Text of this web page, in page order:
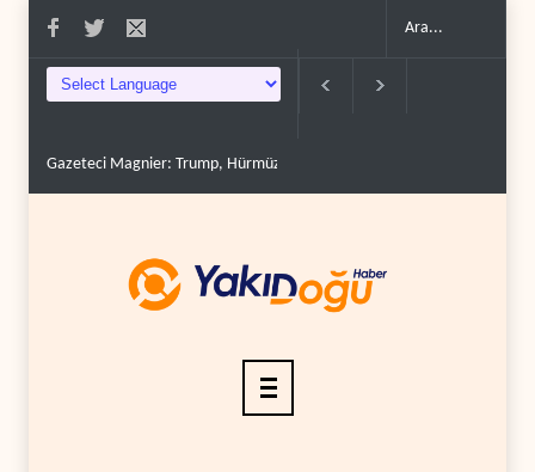
Gazeteci Magnier: Trump, Hürmüz Boğazı denetimini doğru..